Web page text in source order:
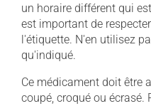
un horaire différent qui
est important de
l'étiquette. N'en utilisez
qu'indiqué.
Ce médicament doit être
coupé, croqué ou